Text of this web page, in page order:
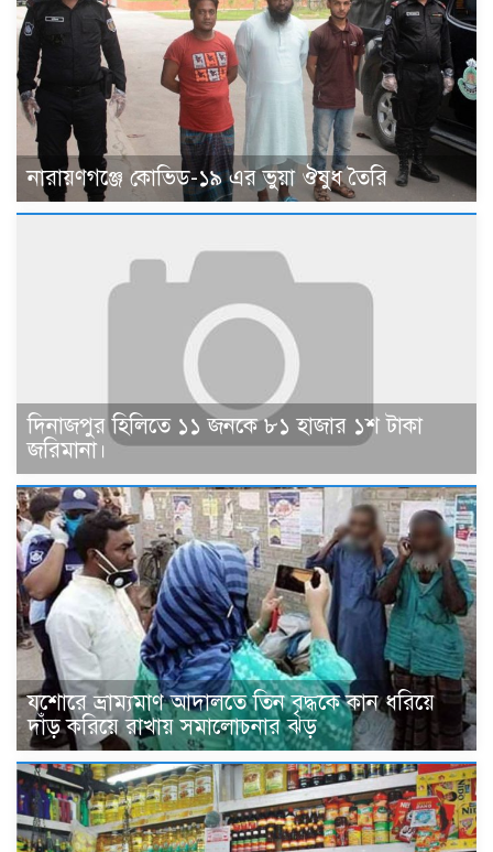
নারায়ণগঞ্জে কোভিড-১৯ এর ভুয়া ঔষুধ তৈরি
দিনাজপুর হিলিতে ১১ জনকে ৮১ হাজার ১শ টাকা
জরিমানা।
যশোরে ভ্রাম্যমাণ আদালতে তিন বৃদ্ধকে কান ধরিয়ে
দাঁড় করিয়ে রাখায় সমালোচনার ঝড়